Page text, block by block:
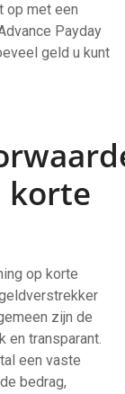
op met een
Payday
geld u kunt
korte
op korte
zijn de
en transparant.
een vaste
bedrag,